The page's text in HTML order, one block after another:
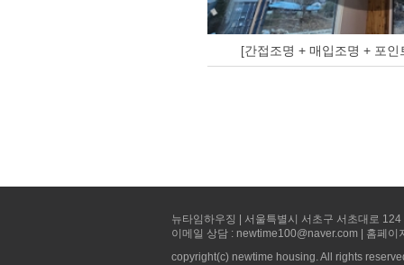
[간접조명 + 매입조명 + 포
뉴타임하우징 | 서울특별시 서초구 서초대로
이메일 상담 : newtime100@naver.com | 홈페
copyright(c) newtime housing. All rights